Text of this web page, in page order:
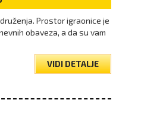
Prostor igraonice je
obaveza, a da su vam
VIDI DETALJE